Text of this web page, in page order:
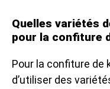
Quelles variétés
pour la confiture
Pour la confiture de
d’utiliser des